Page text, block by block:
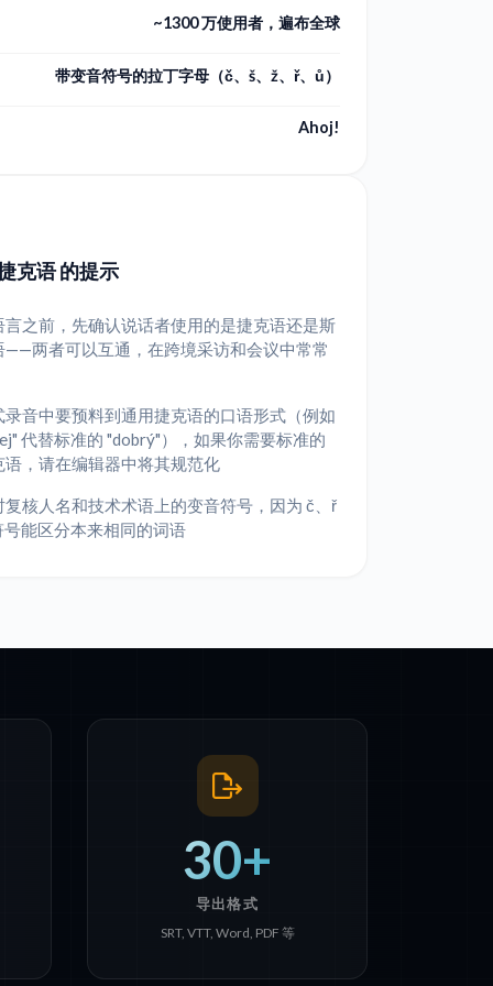
~1300 万使用者，遍布全球
带变音符号的拉丁字母（č、š、ž、ř、ů）
Ahoj!
克语 的提示
言之前，先确认说话者使用的是捷克语还是斯
——两者可以互通，在跨境采访和会议中常常
录音中要预料到通用捷克语的口语形式（例如
代替标准的 "dobrý"），如果你需要标准的
语，请在编辑器中将其规范化
复核人名和技术术语上的变音符号，因为 č、ř
号能区分本来相同的词语
30+
导出格式
SRT, VTT, Word, PDF 等